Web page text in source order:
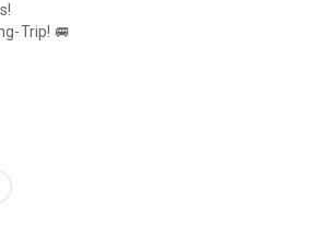
Trip! 🚐
Wohnwagen-Urlaub an der
bringt dich zu den besten Spots.
Freistehplätzen, Parkplätzen, RV-